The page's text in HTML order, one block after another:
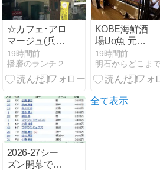
☆カフェ･アロ
マージュ(兵庫
県姫路市城東
町)
19時間前
KOBE海鮮酒
場Uo魚 元町
本店
19時間前
2026-27シー
ズン開幕で
全て表示